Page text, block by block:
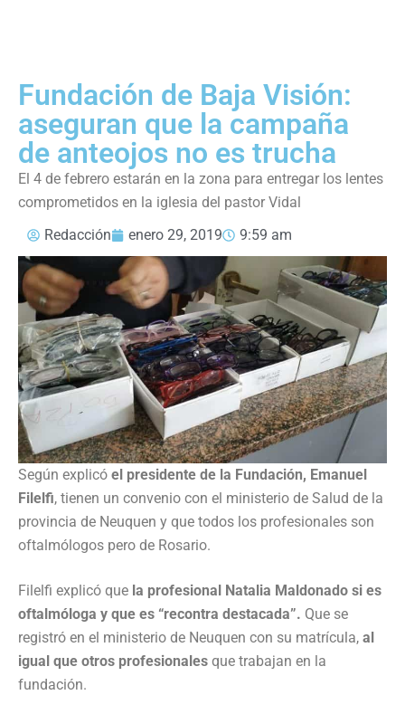
Fundación de Baja Visión:
aseguran que la campaña
de anteojos no es trucha
El 4 de febrero estarán en la zona para entregar los lentes
comprometidos en la iglesia del pastor Vidal
Redacción
enero 29, 2019 9:59 am
Según explicó el presidente de la Fundación, Emanuel
Filelfi, tienen un convenio con el ministerio de Salud de la
provincia de Neuquen y que todos los profesionales son
oftalmólogos pero de Rosario.
Filelfi explicó que la profesional Natalia Maldonado si es
oftalmóloga y que es “recontra destacada”. Que se
registró en el ministerio de Neuquen con su matrícula, al
igual que otros profesionales que trabajan en la
fundación.